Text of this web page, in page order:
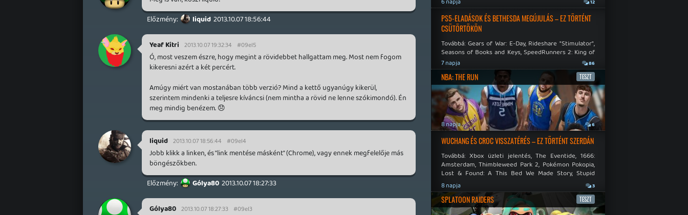
liquid 2013.10.07 18:56:44
Yeaf Kitri 2013.10.07 19:32:34 #09el5
Ó, most veszem észre, hogy megint a rövidebbet hallgattam meg. Most nem fogom
kikeresni azért a két percért.
Amúgy miért van mostanában több verzió? Mind a kettő ugyanúgy kikerül,
szerintem mindenki a teljesre kíváncsi (nem mintha a rövid ne lenne szókimondó). Én
meg mindig benézem. 😞
liquid 2013.10.07 18:56:44 #09el4
Jobb klikk a linken, és "link mentése másként" (Chrome), vagy ennek megfelelője más
böngészőkben.
Gólya80 2013.10.07 18:27:33
Gólya80 2013.10.07 18:27:33 #09el3
12
PS5-ELADÁSOK ÉS BETHESDA MEGÚJULÁS – EZ TÖRTÉNT
CSÜTÖRTÖKÖN
Továbbá: Gears of War: E-Day, Rideshare "Stimulator",
Seasons of Books and Keys, SpeedRunners 2: King of
Speed.
7 napja 86
NBA: THE RUN TESZT
8 napja 6
WUCHANG ÉS CROC VISSZATÉRÉS – EZ TÖRTÉNT SZERDÁN
Továbbá: Xbox üzleti jelentés, The Eventide, 1666:
Amsterdam, Thimbleweed Park 2, Pokémon Pokopia,
Lost & Found: A This Bed We Made Story, Stupid
Never Dies.
8 napja 3
SPLATOON RAIDERS TESZT